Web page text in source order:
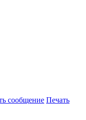
сообщение Печать